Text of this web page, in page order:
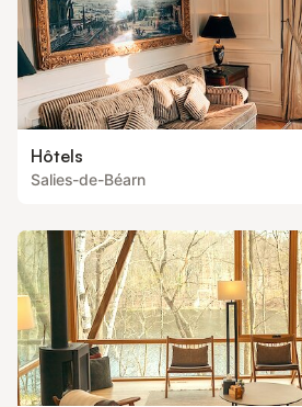
Hôtels
Salies-de-Béarn